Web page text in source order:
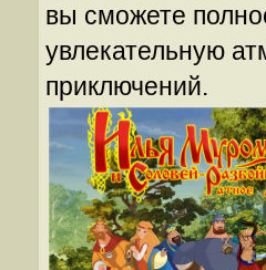
вы сможете
увлекательную
приключений.